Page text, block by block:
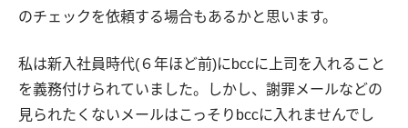
のチェックを依頼する場合もあるかと思います。
私は新入社員時代(６年ほど前)にbccに上司を入れること
を義務付けられていました。しかし、謝罪メールなどの
見られたくないメールはこっそりbccに入れませんでし